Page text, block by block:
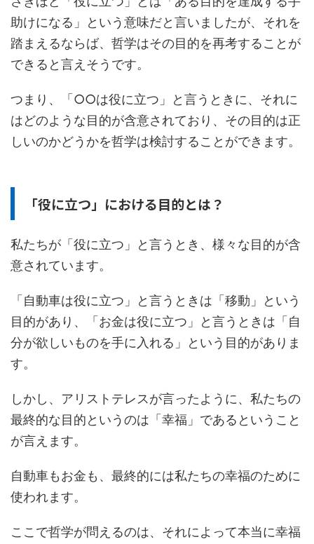
助けになる」という意味だと言いましたが、それを
踏まえるならば、哲学はその目的を再考することが
できると言えそうです。
つまり、「○○は役に立つ」と言うときに、それに
はどのような目的が含意されており、その目的は正
しいのかどうかを哲学は検討することができます。
「役に立つ」における目的とは？
私たちが「役に立つ」と言うとき、様々な目的が含
意されています。
「自動車は役に立つ」と言うときは「移動」という
目的があり、「お金は役に立つ」と言うときは「自
分が欲しいものを手に入れる」という目的がありま
す。
しかし、アリストテレスが言ったように、私たちの
最終的な目的というのは「幸福」であるということ
が言えます。
自動車もお金も、最終的には私たちの幸福のために
使われます。
ここで哲学が問えるのは、それによって本当に幸福